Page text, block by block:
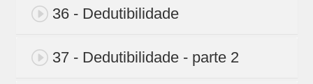
36 - Dedutibilidade
37 - Dedutibilidade - parte 2